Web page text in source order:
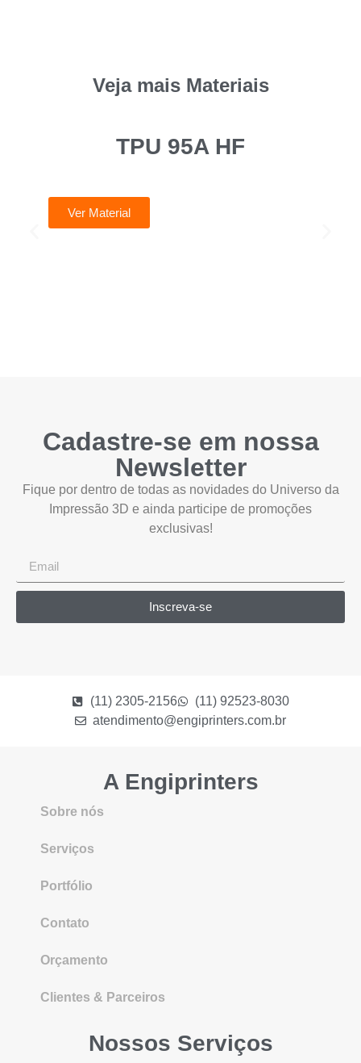
Veja mais Materiais
TPU 95A HF
Ver Material
Cadastre-se em nossa
Newsletter
Fique por dentro de todas as novidades do Universo da
Impressão 3D e ainda participe de promoções
exclusivas!
Inscreva-se
(11) 2305-2156
(11) 92523-8030
atendimento@engiprinters.com.br
A Engiprinters
Sobre nós
Serviços
Portfólio
Contato
Orçamento
Clientes & Parceiros
Nossos Serviços